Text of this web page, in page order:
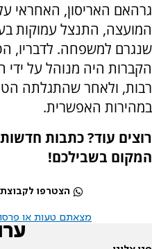
גרהאם האריסון, האחראי
המועצה, התנצל עמוקות
שנגרם למשפחה. לדבריו,
הקברות היה מנוהל על
רבות, ולאחר שהתגלתה
במהירות האפשרית.
המקום בשבילכם!
הצטרפו לקבוצת
מצאתם טעות או